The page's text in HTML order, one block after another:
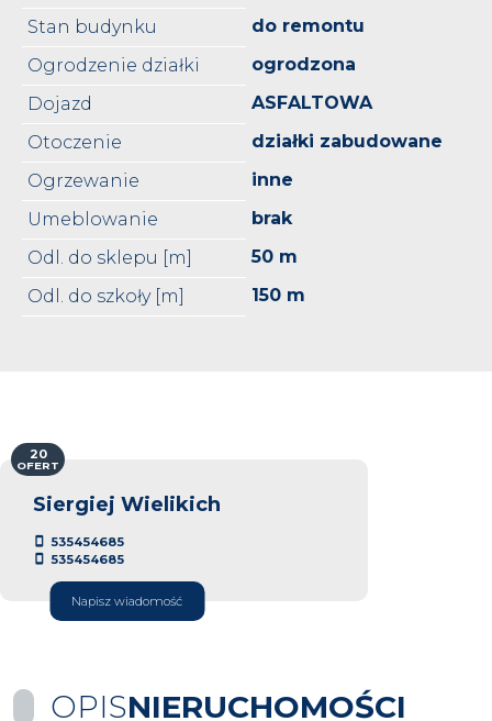
Stan budynku
do remontu
Ogrodzenie działki
ogrodzona
Dojazd
ASFALTOWA
Otoczenie
działki zabudowane
Ogrzewanie
inne
Umeblowanie
brak
Odl. do sklepu [m]
50 m
Odl. do szkoły [m]
150 m
Siergiej Wielikich
535454685
535454685
Napisz wiadomość
20
OFERT
OPISNIERUCHOMOŚCI